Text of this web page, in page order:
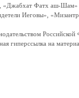
«Джабхат Фатх аш-
Иеговы»,
гиперссылка на